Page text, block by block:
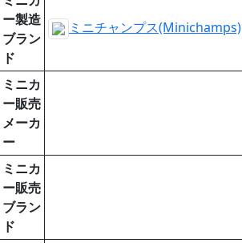
ー製造
ブラン
ド
ミニチャンプス(Minichamps)
ミニカ
ー販売
メーカ
ー
ミニカ
ー販売
ブラン
ド